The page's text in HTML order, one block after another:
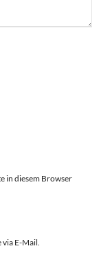
in diesem Browser
E-Mail.